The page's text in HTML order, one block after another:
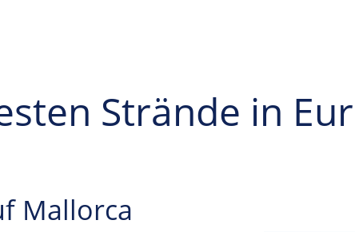
Strände in
Mallorca